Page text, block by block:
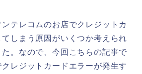
テレコムのお店でクレジットカ
しまう原因がいくつか考えられ
。なので、今回こちらの記事で
レジットカードエラーが発生す